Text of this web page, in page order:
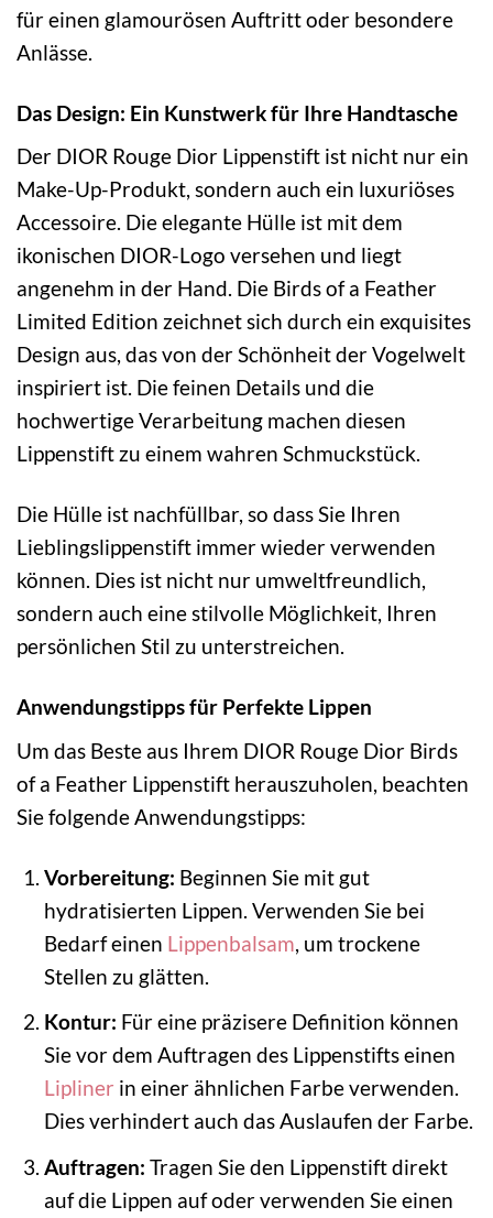
für einen glamourösen Auftritt oder besondere
Anlässe.
Das Design: Ein Kunstwerk für Ihre Handtasche
Der DIOR Rouge Dior Lippenstift ist nicht nur ein
Make-Up-Produkt, sondern auch ein luxuriöses
Accessoire. Die elegante Hülle ist mit dem
ikonischen DIOR-Logo versehen und liegt
angenehm in der Hand. Die Birds of a Feather
Limited Edition zeichnet sich durch ein exquisites
Design aus, das von der Schönheit der Vogelwelt
inspiriert ist. Die feinen Details und die
hochwertige Verarbeitung machen diesen
Lippenstift zu einem wahren Schmuckstück.
Die Hülle ist nachfüllbar, so dass Sie Ihren
Lieblingslippenstift immer wieder verwenden
können. Dies ist nicht nur umweltfreundlich,
sondern auch eine stilvolle Möglichkeit, Ihren
persönlichen Stil zu unterstreichen.
Anwendungstipps für Perfekte Lippen
Um das Beste aus Ihrem DIOR Rouge Dior Birds
of a Feather Lippenstift herauszuholen, beachten
Sie folgende Anwendungstipps:
Vorbereitung: Beginnen Sie mit gut
hydratisierten Lippen. Verwenden Sie bei
Bedarf einen Lippenbalsam , um trockene
Stellen zu glätten.
Kontur: Für eine präzisere Definition können
Sie vor dem Auftragen des Lippenstifts einen
Lipliner in einer ähnlichen Farbe verwenden.
Dies verhindert auch das Auslaufen der Farbe.
Auftragen: Tragen Sie den Lippenstift direkt
auf die Lippen auf oder verwenden Sie einen